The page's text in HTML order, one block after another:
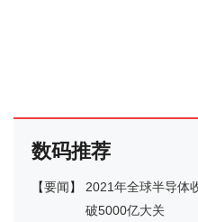
数码推荐
【要闻】
2021年全球半导体
破5000亿大关